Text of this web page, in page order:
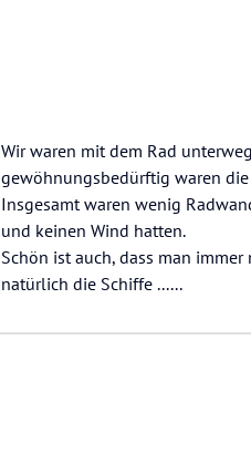
Wir waren mit dem Rad
gewöhnungsbedürftig waren die
Insgesamt waren wenig
und keinen Wind hatten.
Schön ist auch, dass man
natürlich die Schiffe ......